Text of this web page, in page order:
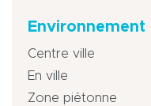
Environnement
Centre ville
En ville
Zone piétonne